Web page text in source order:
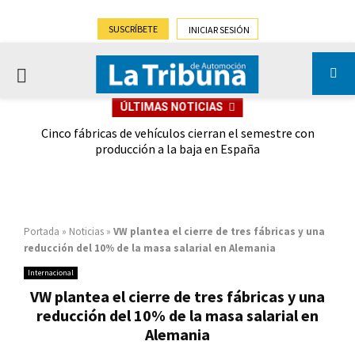
SUSCRÍBETE INICIAR SESIÓN
PRIMARY
ÚLTIMAS NOTICIAS
Cinco fábricas de vehículos cierran el semestre con
producción a la baja en España
Portada » Noticias » VW plantea el cierre de tres fábricas y una
reducción del 10% de la masa salarial en Alemania
Internacional
VW plantea el cierre de tres fábricas y una
reducción del 10% de la masa salarial en
Alemania